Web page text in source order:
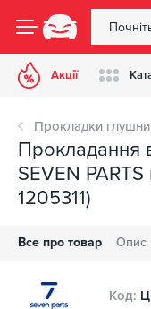
Акції
Прокладки
Прокладання
SEVEN
1205311)
Все про товар Опис
Код: